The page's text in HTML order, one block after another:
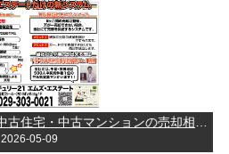
【売却物件大募集】土地・中古住宅・中古マンションの売却相談はエムズ！
2026-05-09